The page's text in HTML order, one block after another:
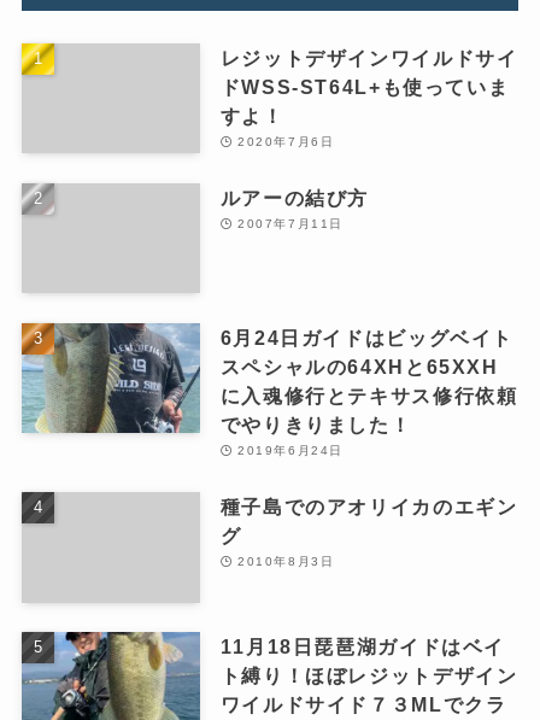
レジットデザインワイルドサイ
ドWSS-ST64L+も使っていま
すよ！
2020年7月6日
ルアーの結び方
2007年7月11日
6月24日ガイドはビッグベイト
スペシャルの64XHと65XXH
に入魂修行とテキサス修行依頼
でやりきりました！
2019年6月24日
種子島でのアオリイカのエギン
グ
2010年8月3日
11月18日琵琶湖ガイドはベイ
ト縛り！ほぼレジットデザイン
ワイルドサイド７３MLでクラ